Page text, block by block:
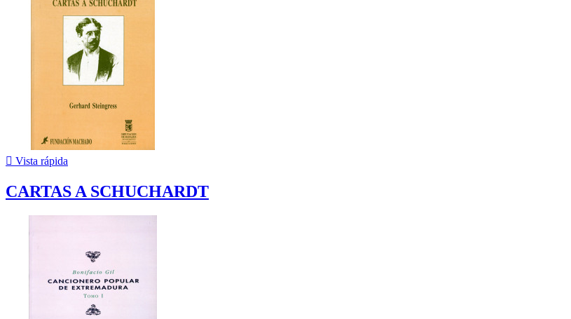
 Vista rápida
CARTAS A SCHUCHARDT